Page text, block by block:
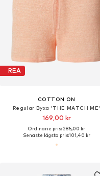
REA
COTTON ON
Regular Byxa 'THE MATCH ME'
169,00 kr
Ordinarie pris: 285,00 kr
Senaste lägsta pris:101,40 kr